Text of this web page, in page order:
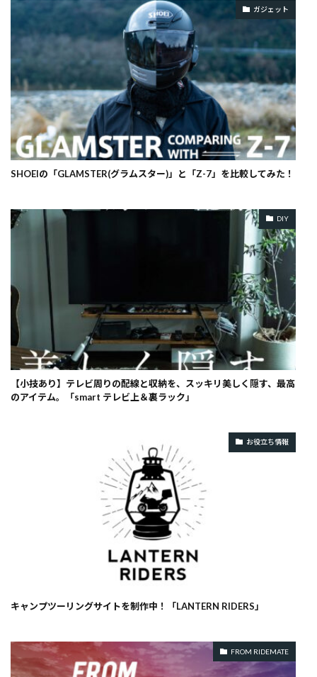
ガジェット
SHOEIの「GLAMSTER(グラムスター)」と「Z-7」を比較してみた！
DIY
【小技あり】テレビ周りの配線と収納を、スッキリ美しく隠す、最高
のアイテム。「smart テレビ上＆裏ラック」
お役立ち情報
キャンプツーリングサイトを制作中！「LANTERN RIDERS」
FROM RIDEMATE